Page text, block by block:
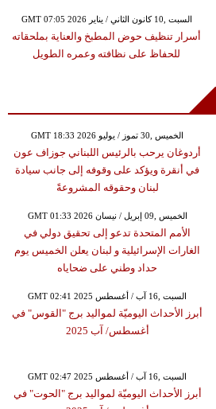
GMT 07:05 2026 السبت ,10 كانون الثاني / يناير
أسرار تنظيف حوض المطبخ والعناية بملحقاته
للحفاظ على نظافته وعمره الطويل
GMT 18:33 2026 الخميس ,30 تموز / يوليو
أردوغان يرحب بالرئيس اللبناني جوزاف عون
في أنقرة ويؤكد على وقوفه إلى جانب سيادة
لبنان وحقوقه المشروعةً
GMT 01:33 2026 الخميس ,09 إبريل / نيسان
الأمم المتحدة تدعو إلى تحقيق دولي في
الغارات الإسرائيلية و لبنان يعلن الخميس يوم
حداد وطني على ضحاياه
GMT 02:41 2025 السبت ,16 آب / أغسطس
أبرز الأحداث اليوميّة لمواليد برج "القوس" في
أغسطس/ آب 2025
GMT 02:47 2025 السبت ,16 آب / أغسطس
أبرز الأحداث اليوميّة لمواليد برج "الحوت" في